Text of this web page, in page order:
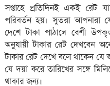
সপ্তাহে প্রতিদিনই একই রেট
পরিবর্তন হয়। সুতরা আপনারা
দেশে টাকা পাঠালে বেশী
অনুযায়ী টাকার রেট দেখবেন
টাকার রেট দেখে বলে থাকেন
যে দয়া করে তারিখের সঙ্গে
থাকার জন্য।